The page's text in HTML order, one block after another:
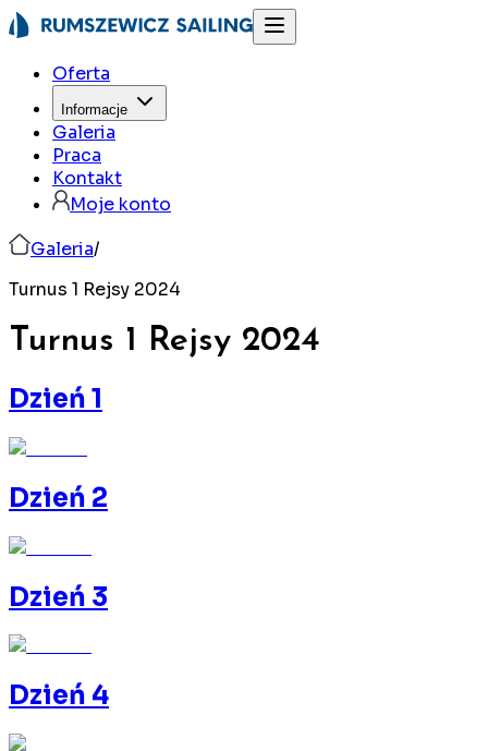
Oferta
Informacje
Galeria
Praca
Kontakt
Moje konto
Galeria/
Turnus 1 Rejsy 2024
Turnus 1 Rejsy 2024
Dzień 1
Dzień 2
Dzień 3
Dzień 4